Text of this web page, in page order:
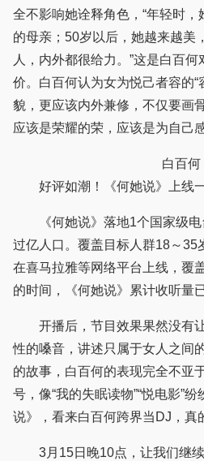
全不影响她诠释角色，“年轻时
的母亲；50岁以后，她越来越美
人，内外都很给力。”这是白百何
价。白百何认为女为悦己者容的“
貌，更应该内外兼修，不仅要画
应该是荣耀的荣，应该是为自己
白百何
好评如潮！《何她说》上线
《何她说》落地1个国家级电
过亿人口。覆盖目标人群18～35
在喜马拉雅等网络平台上线，覆
的时间，《何她说》累计收听量
开播后，节目效果果然没有
性的嗓音，讲述只属于女人之间
的故事，白百何的表现完全不亚
号，像“我的失眠读物”“悦电影”
说》，看来白百何跨界当DJ，真
3月15日晚10点，让我们继续